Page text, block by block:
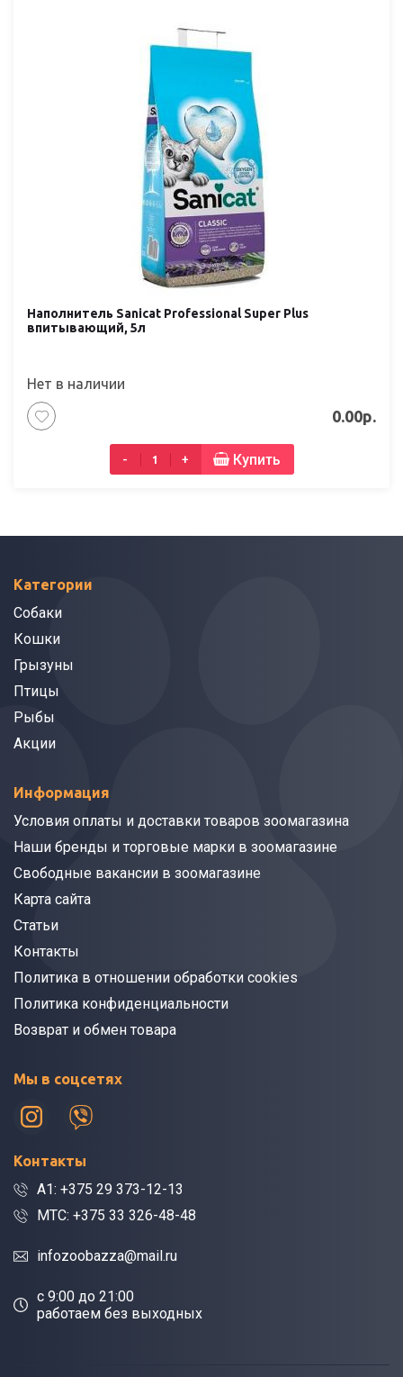
Наполнитель Sanicat Professional Super Plus
впитывающий, 5л
Нет в наличии
0.00р.
- + Купить
Категории
Собаки
Кошки
Грызуны
Птицы
Рыбы
Акции
Информация
Условия оплаты и доставки товаров зоомагазина
Наши бренды и торговые марки в зоомагазине
Свободные вакансии в зоомагазине
Карта сайта
Статьи
Контакты
Политика в отношении обработки cookies
Политика конфиденциальности
Возврат и обмен товара
Мы в соцсетях
Контакты
A1: +375 29 373-12-13
МТС: +375 33 326-48-48
infozoobazza@mail.ru
c 9:00 до 21:00
работаем без выходных